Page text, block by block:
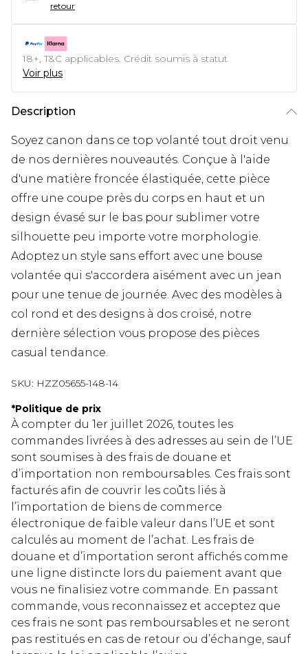
retour
18+, T&C applicables. Crédit soumis à statut
Voir plus
Description
Soyez canon dans ce top volanté tout droit venu
de nos dernières nouveautés. Conçue à l'aide
d'une matière froncée élastiquée, cette pièce
offre une coupe près du corps en haut et un
design évasé sur le bas pour sublimer votre
silhouette peu importe votre morphologie.
Adoptez un style sans effort avec une bouse
volantée qui s'accordera aisément avec un jean
pour une tenue de journée. Avec des modèles à
col rond et des designs à dos croisé, notre
dernière sélection vous propose des pièces
casual tendance.
SKU: HZZ05655-148-14
*Politique de prix
À compter du 1er juillet 2026, toutes les
commandes livrées à des adresses au sein de l’UE
sont soumises à des frais de douane et
d’importation non remboursables. Ces frais sont
facturés afin de couvrir les coûts liés à
l’importation de biens de commerce
électronique de faible valeur dans l’UE et sont
calculés au moment de l’achat. Les frais de
douane et d’importation seront affichés comme
une ligne distincte lors du paiement avant que
vous ne finalisiez votre commande. En passant
commande, vous reconnaissez et acceptez que
ces frais ne sont pas remboursables et ne seront
pas restitués en cas de retour ou d’échange, sauf